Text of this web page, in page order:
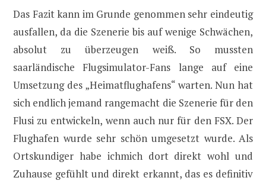
Das Fazit kann im Grunde genommen sehr eindeutig
ausfallen, da die Szenerie bis auf wenige Schwächen,
absolut zu überzeugen weiß. So mussten
saarländische Flugsimulator-Fans lange auf eine
Umsetzung des „Heimatflughafens“ warten. Nun hat
sich endlich jemand rangemacht die Szenerie für den
Flusi zu entwickeln, wenn auch nur für den FSX. Der
Flughafen wurde sehr schön umgesetzt wurde. Als
Ortskundiger habe ichmich dort direkt wohl und
Zuhause gefühlt und direkt erkannt, das es definitiv